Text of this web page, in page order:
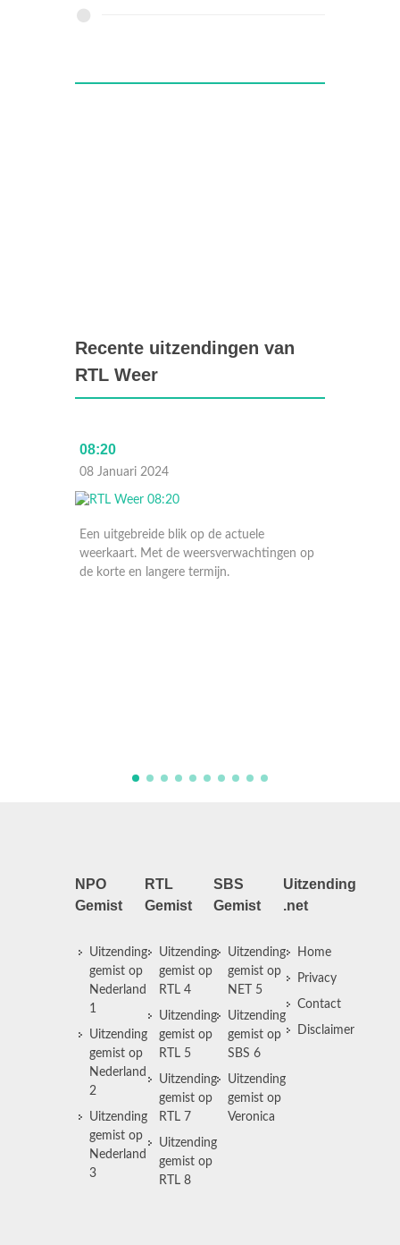
Recente uitzendingen van
RTL Weer
op
08 Januari 2024
NPO
Gemist
Uitzending
gemist op
Nederland
1
Uitzending
gemist op
Nederland
2
Uitzending
gemist op
Nederland
3
RTL
Gemist
Uitzending
gemist op
RTL 4
Uitzending
gemist op
RTL 5
Uitzending
gemist op
RTL 7
Uitzending
gemist op
RTL 8
SBS
Gemist
Uitzending
gemist op
NET 5
Uitzending
gemist op
SBS 6
Uitzending
gemist op
Veronica
Uitzending
.net
Home
Privacy
Contact
Disclaimer